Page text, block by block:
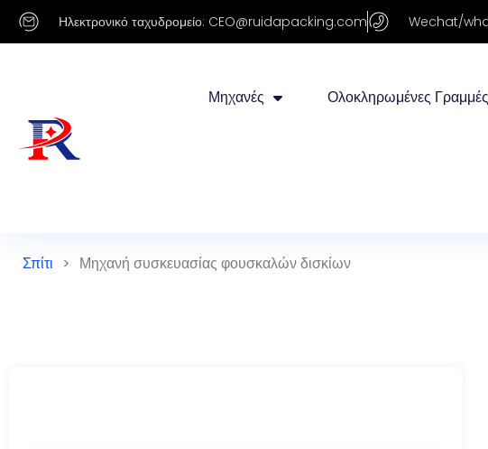
Ηλεκτρονικό ταχυδρομείο: CEO@ruidapacking.com Wechat/
Μηχανές Ολοκληρωμένες Γραμμές
Σπίτι > Μηχανή συσκευασίας φουσκαλών δισκίων